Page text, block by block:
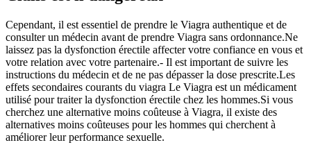
Cependant, il est essentiel de prendre le Viagra authentique et de
consulter un médecin avant de prendre Viagra sans ordonnance.Ne
laissez pas la dysfonction érectile affecter votre confiance en vous et
votre relation avec votre partenaire.- Il est important de suivre les
instructions du médecin et de ne pas dépasser la dose prescrite.Les
effets secondaires courants du viagra Le Viagra est un médicament
utilisé pour traiter la dysfonction érectile chez les hommes.Si vous
cherchez une alternative moins coûteuse à Viagra, il existe des
alternatives moins coûteuses pour les hommes qui cherchent à
améliorer leur performance sexuelle.